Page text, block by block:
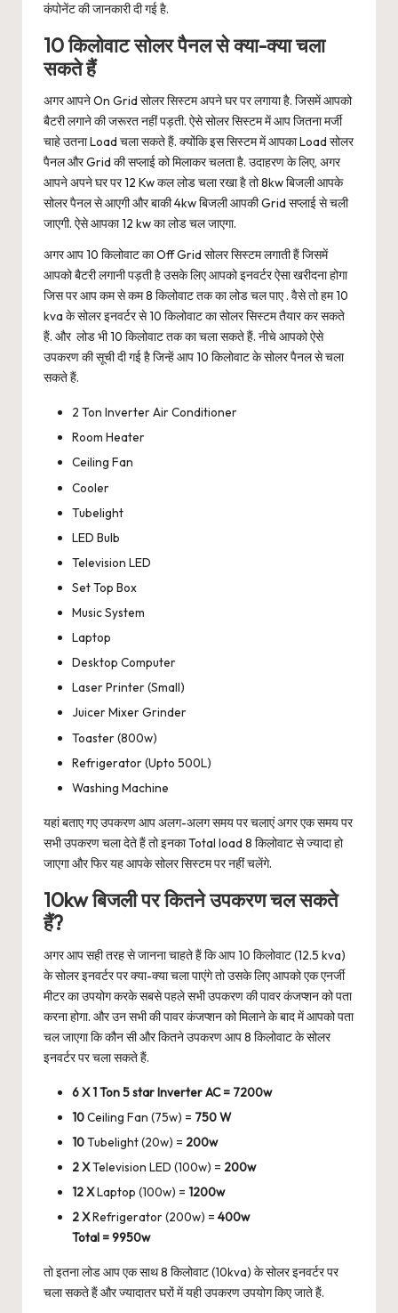
कंपोनेंट की जानकारी दी गई है.
10 किलोवाट सोलर पैनल से क्या-क्या चला
सकते हैं
अगर आपने On Grid सोलर सिस्टम अपने घर पर लगाया है. जिसमें आपको
बैटरी लगाने की जरूरत नहीं पड़ती. ऐसे सोलर सिस्टम में आप जितना मर्जी
चाहे उतना Load चला सकते हैं. क्योंकि इस सिस्टम में आपका Load सोलर
पैनल और Grid की सप्लाई को मिलाकर चलता है. उदाहरण के लिए, अगर
आपने अपने घर पर 12 Kw कल लोड चला रखा है तो 8kw बिजली आपके
सोलर पैनल से आएगी और बाकी 4kw बिजली आपकी Grid सप्लाई से चली
जाएगी. ऐसे आपका 12 kw का लोड चल जाएगा.
अगर आप 10 किलोवाट का Off Grid सोलर सिस्टम लगाती हैं जिसमें
आपको बैटरी लगानी पड़ती है उसके लिए आपको इनवर्टर ऐसा खरीदना होगा
जिस पर आप कम से कम 8 किलोवाट तक का लोड चल पाए . वैसे तो हम 10
kva के सोलर इनवर्टर से 10 किलोवाट का सोलर सिस्टम तैयार कर सकते
हैं. और लोड भी 10 किलोवाट तक का चला सकते हैं. नीचे आपको ऐसे
उपकरण की सूची दी गई है जिन्हें आप 10 किलोवाट के सोलर पैनल से चला
सकते हैं.
2 Ton Inverter Air Conditioner
Room Heater
Ceiling Fan
Cooler
Tubelight
LED Bulb
Television LED
Set Top Box
Music System
Laptop
Desktop Computer
Laser Printer (Small)
Juicer Mixer Grinder
Toaster (800w)
Refrigerator (Upto 500L)
Washing Machine
यहां बताए गए उपकरण आप अलग-अलग समय पर चलाएं अगर एक समय पर
सभी उपकरण चला देते हैं तो इनका Total load 8 किलोवाट से ज्यादा हो
जाएगा और फिर यह आपके सोलर सिस्टम पर नहीं चलेंगे.
10kw बिजली पर कितने उपकरण चल सकते
हैं?
अगर आप सही तरह से जानना चाहते हैं कि आप 10 किलोवाट (12.5 kva)
के सोलर इनवर्टर पर क्या-क्या चला पाएंगे तो उसके लिए आपको एक एनर्जी
मीटर का उपयोग करके सबसे पहले सभी उपकरण की पावर कंजप्शन को पता
करना होगा. और उन सभी की पावर कंजप्शन को मिलाने के बाद में आपको पता
चल जाएगा कि कौन सी और कितने उपकरण आप 8 किलोवाट के सोलर
इनवर्टर पर चला सकते हैं.
6 X 1 Ton 5 star Inverter AC = 7200w
10Ceiling Fan (75w) = 750 W
10Tubelight (20w) = 200w
2 XTelevision LED (100w) = 200w
12 XLaptop (100w) = 1200w
2 XRefrigerator (200w) = 400w
Total = 9950w
तो इतना लोड आप एक साथ 8 किलोवाट (10kva) के सोलर इनवर्टर पर
चला सकते हैं और ज्यादातर घरों में यही उपकरण उपयोग किए जाते हैं.